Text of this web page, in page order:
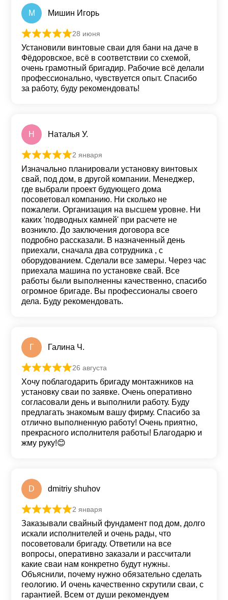
М Мишин Игорь
Оценка
28 июня
Установили винтовые сваи для бани на даче в
Фёдоровское, всё в соответствии со схемой,
очень грамотный бригадир. Рабочие всё делали
профессионально, чувствуется опыт. Спасибо
за работу, буду рекомендовать!
Н Наталья У.
Оценка из 5
2 января
Изначально планировали установку винтовых
свай, под дом, в другой компании. Менеджер,
где выбрали проект будующего дома
посоветовал компанию. Ни сколько не
пожалели. Организация на высшем уровне. Ни
каких 'подводных камней' при расчете не
возникло. До заключения договора все
подробно рассказали. В назначенный день
приехали, сначала два сотрудника , с
оборудованием. Сделали все замеры. Через час
приехала машина по установке свай. Все
работы были выполненны качественно, спасибо
огромное бригаде. Вы профессионалы своего
дела. Буду рекомендовать.
Г Галина Ч.
Оценка из 5
26 августа
Хочу поблагодарить бригаду монтажников на
установку сваи по заявке. Очень оперативно
согласовали день и выполнили работу. Буду
предлагать знакомым вашу фирму. Спасибо за
отлично выполненную работу! Очень приятно,
прекрасного исполнителя работы! Благодарю и
жму руку!😊
D dmitriy shuhov
Оценка из 5
2 января
Заказывали свайный фундамент под дом, долго
искали исполнителей и очень рады, что
посоветовали бригаду. Ответили на все
вопросы, оперативно заказали и рассчитали
какие сваи нам конкретно будут нужны.
Объяснили, почему нужно обязательно сделать
геологию. И очень качественно скрутили сваи, с
гарантией. Всем от души рекомендуем